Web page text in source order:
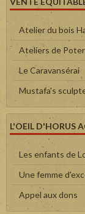
Atelier du bois
Ateliers de
Le Caravansérai
Mustafa's
L'OEIL D'HORUS
Les enfants de
Une femme
Appel aux dons